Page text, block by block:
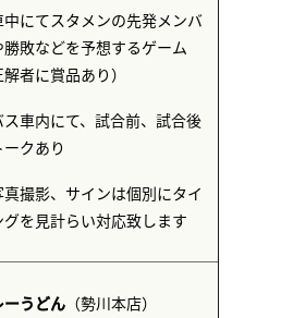
中にてスタメンの先発メンバ
勝敗などを予想するゲーム
解者に賞品あり）
ス車内にて、試合前、試合後
ークあり
真撮影、サインは個別にタイ
グを見計らい対応致します
ーうどん （勢川本店）